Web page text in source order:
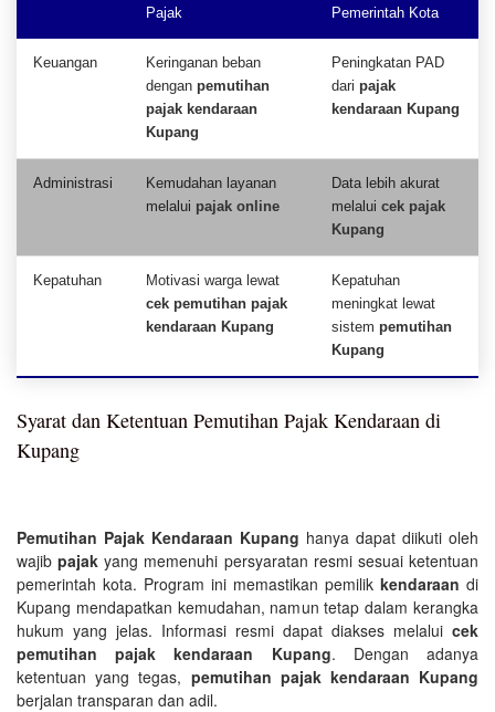
Pajak
Pemerintah Kota
Keuangan
Keringanan beban
dengan pemutihan
pajak kendaraan
Kupang
Peningkatan PAD
dari pajak
kendaraan Kupang
Administrasi
Kemudahan layanan
melalui pajak online
Data lebih akurat
melalui cek pajak
Kupang
Kepatuhan
Motivasi warga lewat
cek pemutihan pajak
kendaraan Kupang
Kepatuhan
meningkat lewat
sistem pemutihan
Kupang
Syarat dan Ketentuan Pemutihan Pajak Kendaraan di
Kupang
Pemutihan Pajak Kendaraan Kupang hanya dapat diikuti oleh
wajibpajak yang memenuhi persyaratan resmi sesuai ketentuan
pemerintah kota. Program ini memastikan pemilik kendaraan di
Kupang mendapatkan kemudahan, namun tetap dalam kerangka
hukum yang jelas. Informasi resmi dapat diakses melalui cek
pemutihan pajak kendaraan Kupang. Dengan adanya
ketentuan yang tegas, pemutihan pajak kendaraan Kupang
berjalan transparan dan adil.